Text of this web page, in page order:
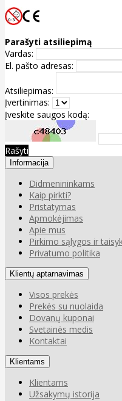
Parašyti atsiliepimą
Vardas:
El. pašto adresas:
Atsiliepimas:
Įvertinimas:
Įveskite saugos kodą:
Rašyti
Informacija
Didmenininkams
Kaip pirkti?
Pristatymas
Apmokėjimas
Apie mus
Pirkimo sąlygos ir
Privatumo politika
Klientų aptarnavimas
Visos prekės
Prekės su nuolaida
Dovanų kuponai
Svetainės medis
Kontaktai
Klientams
Klientams
Užsakymų istorija